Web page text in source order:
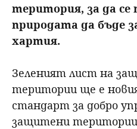
територия, за да се
природата да бъде
хартия.
Зеленият лист на
територии ще е
стандарт за добро
защитени територии